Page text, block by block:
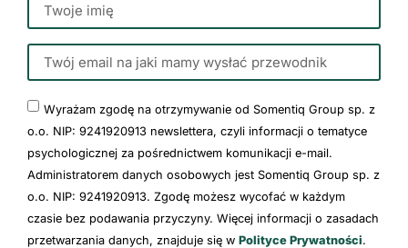
Wyrażam zgodę na otrzymywanie od Somentiq Group sp. z
o.o. NIP: 9241920913 newslettera, czyli informacji o tematyce
psychologicznej za pośrednictwem komunikacji e-mail.
Administratorem danych osobowych jest Somentiq Group sp. z
o.o. NIP: 9241920913. Zgodę możesz wycofać w każdym
czasie bez podawania przyczyny. Więcej informacji o zasadach
przetwarzania danych, znajduje się w Polityce Prywatności.